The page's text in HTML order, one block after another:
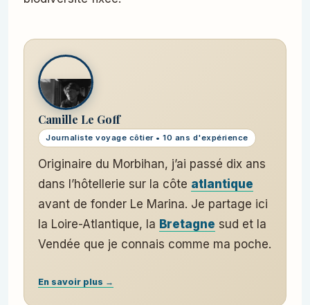
Camille Le Goff
Journaliste voyage côtier • 10 ans d'expérience
Originaire du Morbihan, j’ai passé dix ans
dans l’hôtellerie sur la côte atlantique
avant de fonder Le Marina. Je partage ici
la Loire-Atlantique, la Bretagne sud et la
Vendée que je connais comme ma poche.
En savoir plus →